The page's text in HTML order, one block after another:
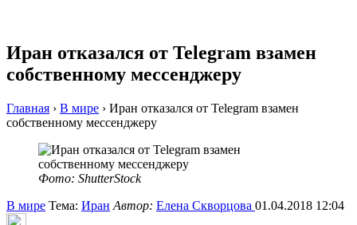
Иран отказался от Telegram взамен
собственному мессенджеру
Главная › В мире › Иран отказался от Telegram взамен
собственному мессенджеру
Фото: ShutterStock
В мире Тема: Иран Автор: Елена Скворцова 01.04.2018 12:04